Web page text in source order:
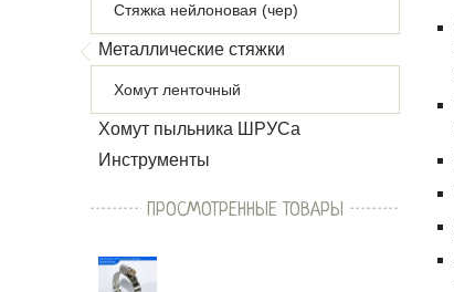
Стяжка нейлоновая (чер)
Металлические стяжки
Хомут ленточный
Хомут пыльника ШРУСа
Инструменты
ПРОСМОТРЕННЫЕ ТОВАРЫ